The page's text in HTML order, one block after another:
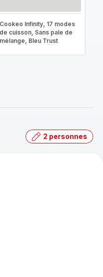
Cookeo Infinity, 17 modes
de cuisson, Sans pale de
mélange, Bleu Trust
2 personnes